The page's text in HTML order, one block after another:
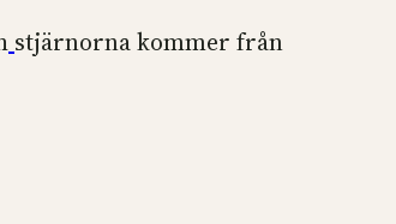
stjärnorna kommer från